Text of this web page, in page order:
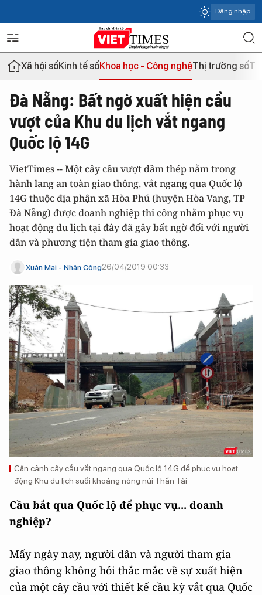
Đăng nhập
Xã hội sốKinh tế sốKhoa học - Công nghệThị trường số
Đà Nẵng: Bất ngờ xuất hiện cầu
vượt của Khu du lịch vắt ngang
Quốc lộ 14G
VietTimes -- Một cây cầu vượt dầm thép nằm trong
hành lang an toàn giao thông, vắt ngang qua Quốc lộ
14G thuộc địa phận xã Hòa Phú (huyện Hòa Vang, TP
Đà Nẵng) được doanh nghiệp thi công nhằm phục vụ
hoạt động du lịch tại đây đã gây bất ngờ đối với người
dân và phương tiện tham gia giao thông.
Xuân Mai - Nhân Công26/04/2019 00:33
Cận cảnh cây cầu vắt ngang qua Quốc lộ 14G để phục vụ hoạt
động Khu du lịch suối khoáng nóng núi Thần Tài
Cầu bắt qua Quốc lộ để phục vụ... doanh
nghiệp?
Mấy ngày nay, người dân và người tham gia
giao thông không hỏi thắc mắc về sự xuất hiện
của một cây cầu với thiết kế cầu kỳ vắt qua Quốc